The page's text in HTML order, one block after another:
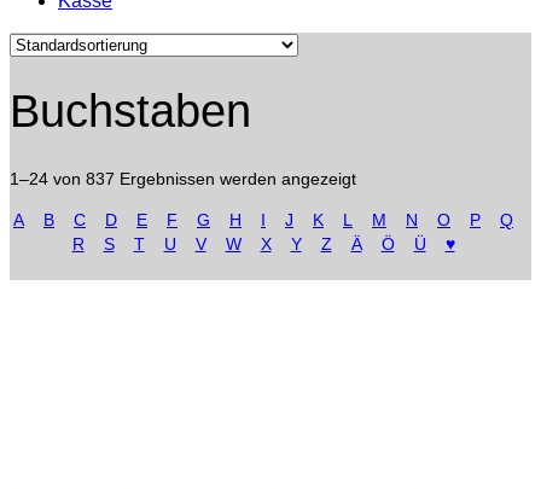
Buchstaben
1–24 von 837 Ergebnissen werden angezeigt
A B C D E F G H I J K L M N O P
Q
R
S T U V W X Y Z Ä Ö Ü ♥